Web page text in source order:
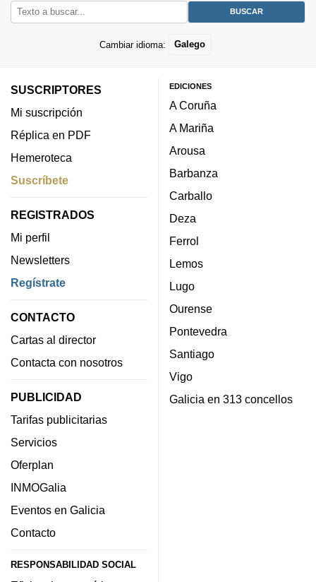
Cambiar idioma: Galego
SUSCRIPTORES
Mi suscripción
Réplica en PDF
Hemeroteca
Suscríbete
REGISTRADOS
Mi perfil
Newsletters
Regístrate
CONTACTO
Cartas al director
Contacta con nosotros
PUBLICIDAD
Tarifas publicitarias
Servicios
Oferplan
INMOGalia
Eventos en Galicia
Contacto
RESPONSABILIDAD SOCIAL
EDICIONES
A Coruña
A Mariña
Arousa
Barbanza
Carballo
Deza
Ferrol
Lemos
Lugo
Ourense
Pontevedra
Santiago
Vigo
Galicia en 313 concellos